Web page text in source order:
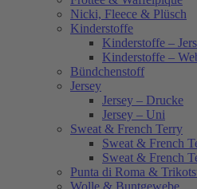
Nicki, Fleece & Plüsch
Kinderstoffe
Kinderstoffe –
Kinderstoffe –
Bündchenstoff
Jersey
Jersey – Drucke
Jersey – Uni
Sweat & French Terry
Sweat & French
Sweat & French
Punta di Roma &